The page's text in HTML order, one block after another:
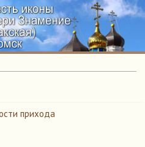
прихода